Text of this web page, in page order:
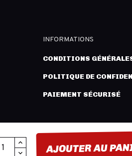
AJOUTER AU
INFORMATIONS
CONDITIONS
POLITIQUE DE
PAIEMENT SÉCURISÉ